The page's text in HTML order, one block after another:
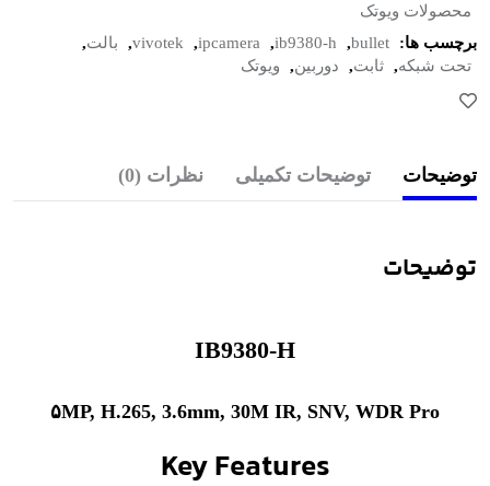
محصولات ویوتک
برچسب ها:
bullet
,
ib9380-h
,
ipcamera
,
vivotek
, بالت,
تحت شبکه, ثابت, دوربین, ویوتک
توضیحات توضیحات تکمیلی نظرات (0)
توضیحات
IB9380-H
۵MP, H.265, 3.6mm, 30M IR, SNV, WDR Pro
Key Features